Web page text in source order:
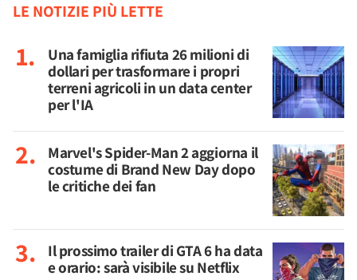
LE NOTIZIE PIÙ LETTE
Una famiglia rifiuta 26 milioni di
dollari per trasformare i propri
terreni agricoli in un data center
per l'IA
Marvel's Spider-Man 2 aggiorna il
costume di Brand New Day dopo
le critiche dei fan
Il prossimo trailer di GTA 6 ha data
e orario: sarà visibile su Netflix